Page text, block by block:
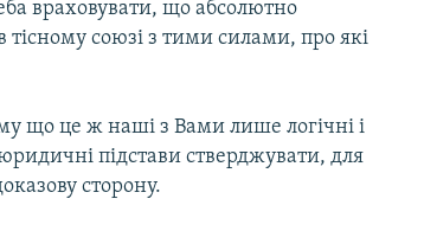
враховувати, що абсолютно
союзі з тими силами, про які
що це ж наші з Вами лише логічні і
підстави стверджувати, для
сторону.